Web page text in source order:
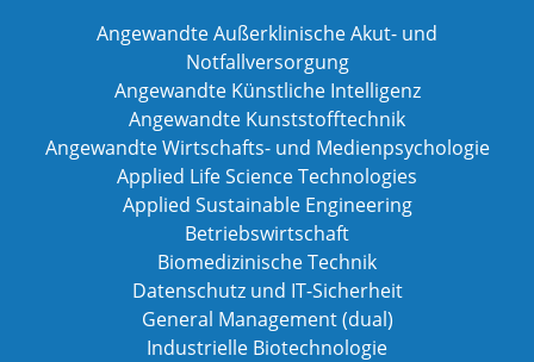
Angewandte Außerklinische Akut- und
Notfallversorgung
Angewandte Künstliche Intelligenz
Angewandte Kunststofftechnik
Angewandte Wirtschafts- und Medienpsychologie
Applied Life Science Technologies
Applied Sustainable Engineering
Betriebswirtschaft
Biomedizinische Technik
Datenschutz und IT-Sicherheit
General Management (dual)
Industrielle Biotechnologie